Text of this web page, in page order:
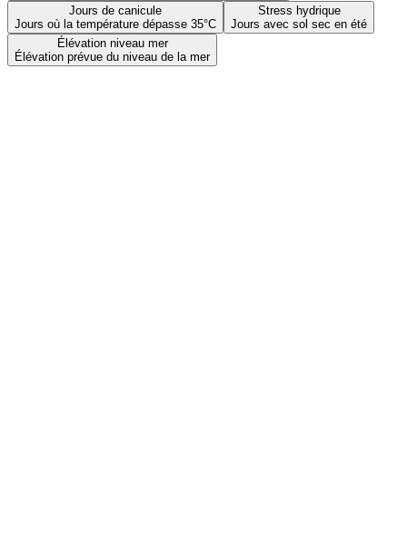
Jours de canicule
Jours où la température dépasse 35°C
Stress hydrique
Jours avec sol sec en été
Élévation niveau mer
Élévation prévue du niveau de la mer